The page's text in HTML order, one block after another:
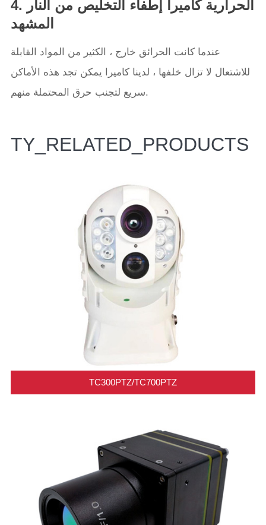
4. الحرارية كاميرا إطفاء التخليص من النار
المشهد
عندما كانت الحرائق خارج ، الكثير من المواد القابلة
للاشتعال لا تزال خلفها ، لدينا كاميرا يمكن تجد هذه الأماكن
سريع لتجنب حرق المحتملة منهم.
TY_RELATED_PRODUCTS
TC300PTZ/TC700PTZ